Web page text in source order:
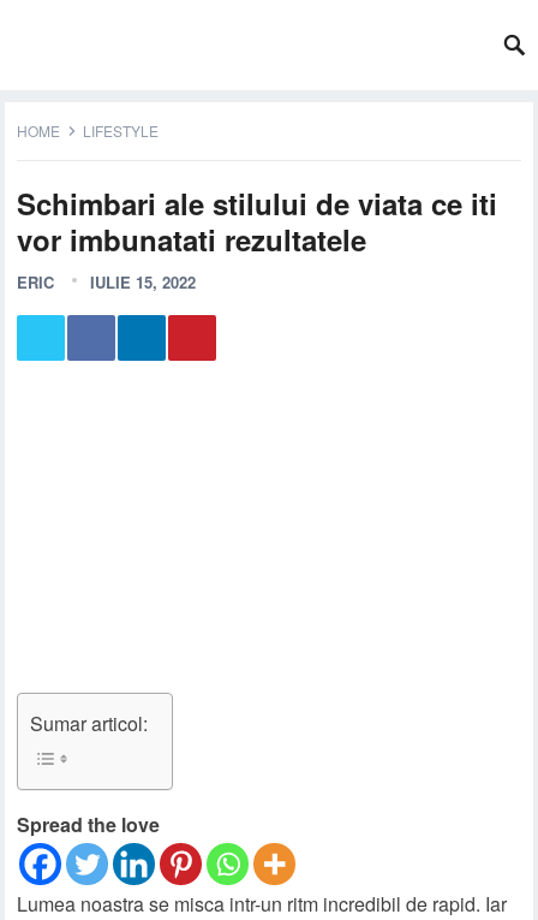
HOME LIFESTYLE
Schimbari ale stilului de viata ce iti
vor imbunatati rezultatele
ERIC IULIE 15, 2022
Sumar articol:
Spread the love
Lumea noastra se misca intr-un ritm incredibil de rapid. Iar